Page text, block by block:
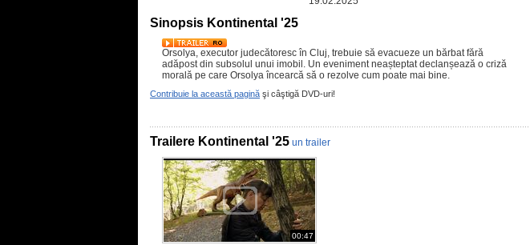
Sinopsis Kontinental '25
Orsolya, executor judecătoresc în Cluj, trebuie să evacueze un bărbat fără
adăpost din subsolul unui imobil. Un eveniment neașteptat declanșează o criză
morală pe care Orsolya încearcă să o rezolve cum poate mai bine.
Contribuie la această pagină şi câştigă DVD-uri!
Trailere Kontinental '25 un trailer
00:47